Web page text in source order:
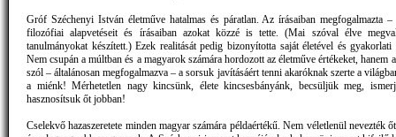
Gróf Széchenyi István életműve hatalmas és páratlan. Az írásaiban megfogalmazta
filozófiai alapvetéseit és írásaiban azokat közzé is tette. (Mai szóval élve
tanulmányokat készített.) Ezek realitását pedig bizonyította saját életével és gyakorlati
Nem csupán a múltban és a magyarok számára hordozott az életműve értékeket, hanem
szól – általánosan megfogalmazva – a sorsuk javításáért tenni akaróknak szerte a
a miénk! Mérhetetlen nagy kincsünk, élete kincsesbányánk, becsüljük meg,
hasznosítsuk őt jobban!
Cselekvő hazaszeretete minden magyar számára példaértékű. Nem véletlenül nevezték